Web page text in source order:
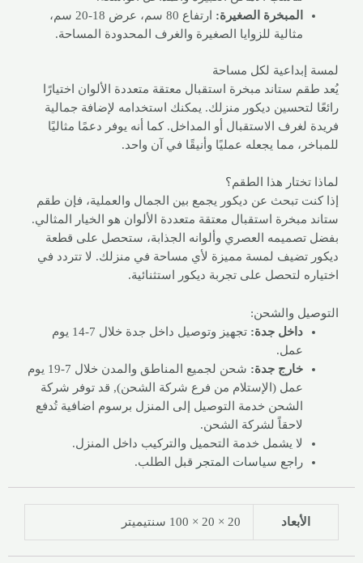
المبخرة الصغيرة:
ارتفاع 80 سم، عرض 18-20 سم،
مثالية للزوايا الصغيرة والغرف المحدودة المساحة.
لمسة إبداعية لكل مساحة
يُعد طقم ستاند مبخرة استقبال معتقة متعددة الألوان اختيارًا
رائعًا لتحسين ديكور منزلك. يمكنك استخدامه لإضافة جمالية
فريدة لغرف الاستقبال أو المداخل. كما أنه يوفر دعمًا مثاليًا
للمباخر، مما يجعله عمليًا وأنيقًا في آن واحد.
لماذا تختار هذا الطقم؟
إذا كنت تبحث عن ديكور يجمع بين الجمال والعملية، فإن طقم
ستاند مبخرة استقبال معتقة متعددة الألوان هو الخيار المثالي.
بفضل تصميمه العصري وألوانه الجذابة، ستحصل على قطعة
ديكور تضيف لمسة مميزة لأي مساحة في منزلك. لا تتردد في
اختياره لتحصل على تجربة ديكور استثنائية.
التوصيل والشحن:
داخل جدة:
تجهيز وتوصيل داخل جدة خلال 7-14 يوم
عمل.
خارج جدة:
شحن لجميع المناطق والمدن خلال 7-19 يوم
عمل (الإستلام من فرع شركة الشحن), قد توفر شركة
الشحن خدمة التوصيل إلى المنزل برسوم اضافية تُدفع
لاحقاً لشركة الشحن.
لا يشمل خدمة التحميل والتركيب داخل المنزل.
راجع سياسات المتجر قبل الطلب.
الأبعاد 20 × 20 × 100 سنتيميتر